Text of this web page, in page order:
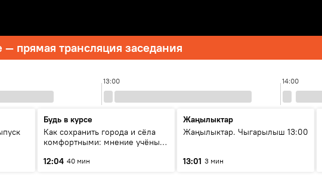
прямая трансляция заседания
13:00 14:00
Будь в курсе
Как сохранить города и сёла
комфортными: мнение учёных
12:04 40 мин
Жаңылыктар
Жаңылыктар. Чыгарылыш 13:00
13:01 3 мин